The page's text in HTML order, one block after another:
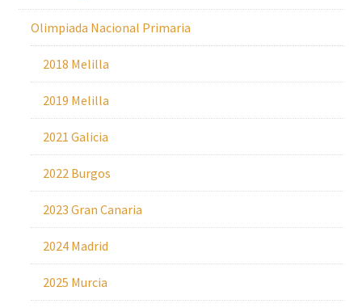
Olimpiada Nacional Primaria
2018 Melilla
2019 Melilla
2021 Galicia
2022 Burgos
2023 Gran Canaria
2024 Madrid
2025 Murcia